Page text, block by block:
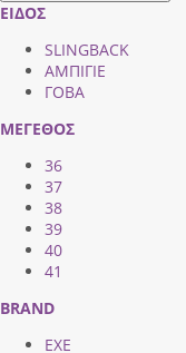
ΕΙΔΟΣ
SLINGBACK
ΑΜΠΙΓΙΕ
ΓΟΒΑ
ΜΕΓΕΘΟΣ
36
37
38
39
40
41
BRAND
EXE